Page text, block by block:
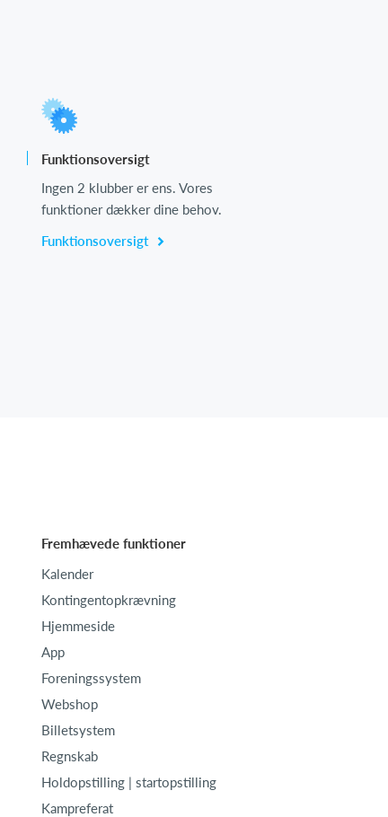
Funktionsoversigt
Ingen 2 klubber er ens. Vores
funktioner dækker dine behov.
Funktionsoversigt
Fremhævede funktioner
Kalender
Kontingentopkrævning
Hjemmeside
App
Foreningssystem
Webshop
Billetsystem
Regnskab
Holdopstilling | startopstilling
Kampreferat